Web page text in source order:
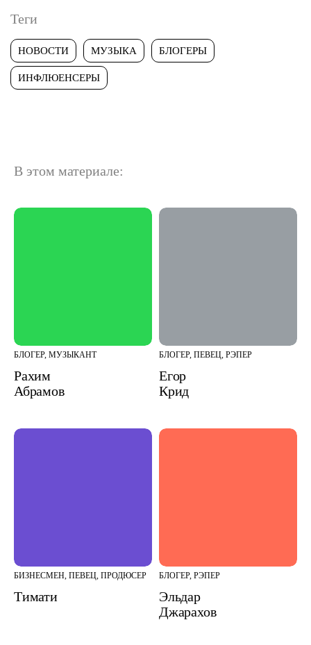
Теги
НОВОСТИ МУЗЫКА БЛОГЕРЫ
ИНФЛЮЕНСЕРЫ
В этом материале:
БЛОГЕР, МУЗЫКАНТ
Рахим
Абрамов
БЛОГЕР, ПЕВЕЦ, РЭПЕР
Егор
Крид
БИЗНЕСМЕН, ПЕВЕЦ, ПРОДЮСЕР
Тимати
БЛОГЕР, РЭПЕР
Эльдар
Джарахов